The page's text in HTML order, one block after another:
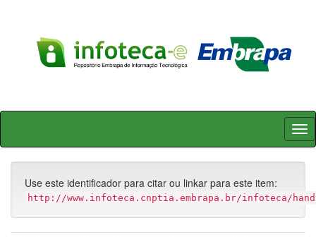
Skip
Use este identificador para citar ou linkar para este item:
http://www.infoteca.cnptia.embrapa.br/infoteca/